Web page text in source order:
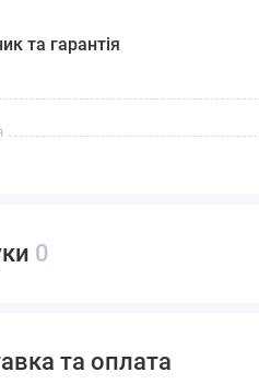
та гарантія
0
та оплата